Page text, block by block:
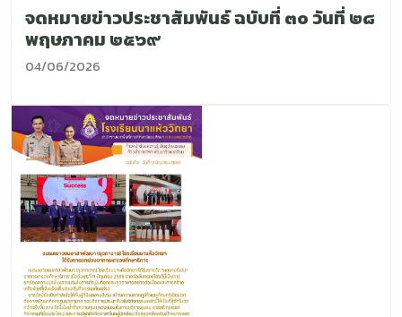
จดหมายข่าวประชาสัมพันธ์ ฉบับที่ ๓๐ วันที่ ๒๘
พฤษภาคม ๒๕๖๙
04/06/2026